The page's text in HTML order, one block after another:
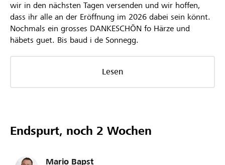
wir in den nächsten Tagen versenden und wir hoffen,
dass ihr alle an der Eröffnung im 2026 dabei sein könnt.
Nochmals ein grosses DANKESCHÖN fo Härze und
häbets guet. Bis baud i de Sonnegg.
Lesen
Endspurt, noch 2 Wochen
Mario Bapst